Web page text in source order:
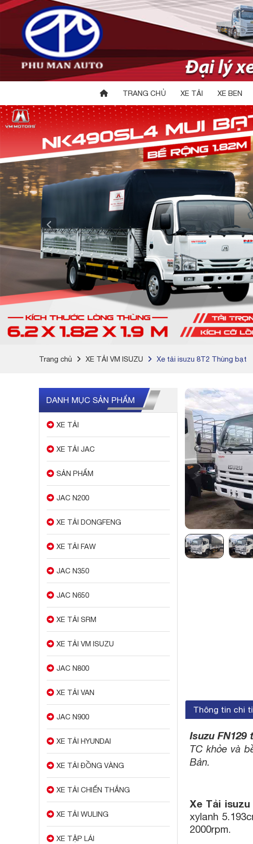
TRANG CHỦ XE TẢI XE BEN
Trang chủ XE TẢI VM ISUZU Xe tải isuzu 8T2 Thùng bạt
DANH MỤC SẢN PHẨM
XE TẢI
XE TẢI JAC
SẢN PHẨM
JAC N200
XE TẢI DONGFENG
XE TẢI FAW
JAC N350
JAC N650
XE TẢI SRM
XE TẢI VM ISUZU
JAC N800
XE TẢI VAN
JAC N900
XE TẢI HYUNDAI
XE TẢI ĐỒNG VÀNG
XE TẢI CHIẾN THẮNG
XE TẢI WULING
XE TẬP LÁI
Thông tin chi
Isuzu FN129
TC khỏe và
Bản.
Xe Tải
xylanh
2000rpm.